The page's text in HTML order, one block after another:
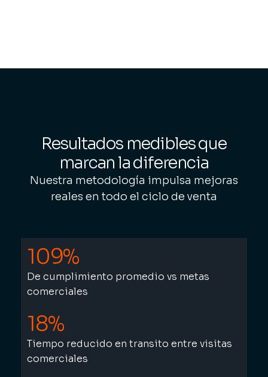
Resultados medibles que
marcan la diferencia
Nuestra metodología impulsa mejoras
reales en todo el ciclo de venta
109%
De cumplimiento promedio vs metas
comerciales
18%
Tiempo reducido en transito entre visitas
comerciales